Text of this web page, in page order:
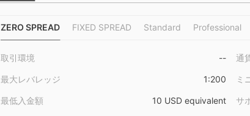
ZERO SPREAD FIXED SPREAD Standard Professional
取引環境 --
最大レバレッジ 1:200
最低入金額 10 USD equivalent
通
ミ
サ